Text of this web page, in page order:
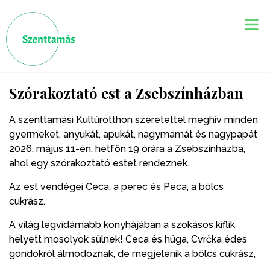
Szórakoztató est a Zsebszínházban
A szenttamási Kultúrotthon szeretettel meghív minden
gyermeket, anyukát, apukát, nagymamát és nagypapát
2026. május 11-én, hétfőn 19 órára a Zsebszínházba,
ahol egy szórakoztató estet rendeznek.
Az est vendégei Ceca, a perec és Peca, a bölcs
cukrász.
A világ legvidámabb konyhájában a szokásos kiflik
helyett mosolyok sülnek! Ceca és húga, Cvrčka édes
gondokról álmodoznak, de megjelenik a bölcs cukrász,